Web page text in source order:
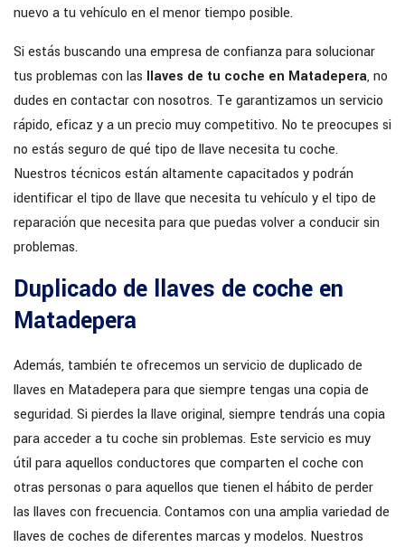
nuevo a tu vehículo en el menor tiempo posible.
Si estás buscando una empresa de confianza para solucionar
tus problemas con las llaves de tu coche en Matadepera, no
dudes en contactar con nosotros. Te garantizamos un servicio
rápido, eficaz y a un precio muy competitivo. No te preocupes si
no estás seguro de qué tipo de llave necesita tu coche.
Nuestros técnicos están altamente capacitados y podrán
identificar el tipo de llave que necesita tu vehículo y el tipo de
reparación que necesita para que puedas volver a conducir sin
problemas.
Duplicado de llaves de coche en
Matadepera
Además, también te ofrecemos un servicio de duplicado de
llaves en Matadepera para que siempre tengas una copia de
seguridad. Si pierdes la llave original, siempre tendrás una copia
para acceder a tu coche sin problemas. Este servicio es muy
útil para aquellos conductores que comparten el coche con
otras personas o para aquellos que tienen el hábito de perder
las llaves con frecuencia. Contamos con una amplia variedad de
llaves de coches de diferentes marcas y modelos. Nuestros